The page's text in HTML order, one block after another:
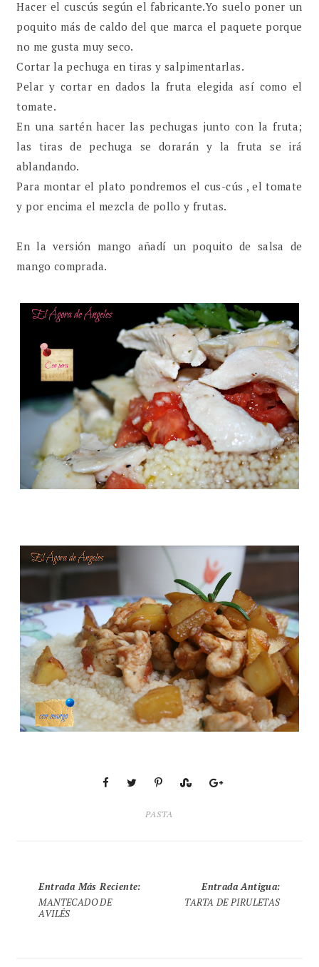
Hacer el cuscús según el fabricante.Yo suelo poner un
poquito más de caldo del que marca el paquete porque
no me gusta muy seco.
Cortar la pechuga en tiras y salpimentarlas.
Pelar y cortar en dados la fruta elegida así como el
tomate.
En una sartén hacer las pechugas junto con la fruta;
las tiras de pechuga se dorarán y la fruta se irá
ablandando.
Para montar el plato pondremos el cus-cús , el tomate
y por encima el mezcla de pollo y frutas.
En la versión mango añadí un poquito de salsa de
mango comprada.
PASTA
Entrada Más Reciente:
MANTECADO DE
AVILÉS
Entrada Antigua:
TARTA DE PIRULETAS